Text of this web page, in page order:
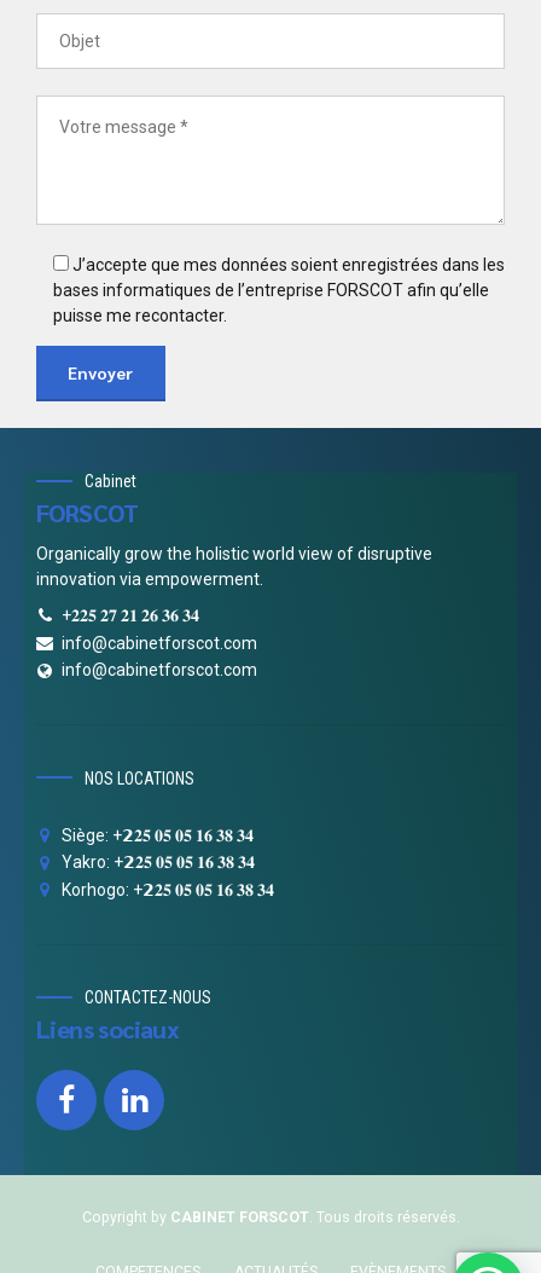
J’accepte que mes données soient enregistrées dans les
bases informatiques de l’entreprise FORSCOT afin qu’elle
puisse me recontacter.
Cabinet
FORSCOT
Organically grow the holistic world view of disruptive
innovation via empowerment.
+𝟐𝟐𝟓 𝟐𝟕 𝟐𝟏 𝟐𝟔 𝟑𝟔 𝟑𝟒
info@cabinetforscot.com
info@cabinetforscot.com
NOS LOCATIONS
Siège: +𝟮𝟐𝟓 𝟎𝟓 𝟎𝟓 𝟏𝟔 𝟑𝟖 𝟑𝟒
Yakro: +𝟮𝟐𝟓 𝟎𝟓 𝟎𝟓 𝟏𝟔 𝟑𝟖 𝟑𝟒
Korhogo: +𝟮𝟐𝟓 𝟎𝟓 𝟎𝟓 𝟏𝟔 𝟑𝟖 𝟑𝟒
CONTACTEZ-NOUS
Liens sociaux
Copyright by CABINET FORSCOT. Tous droits réservés.